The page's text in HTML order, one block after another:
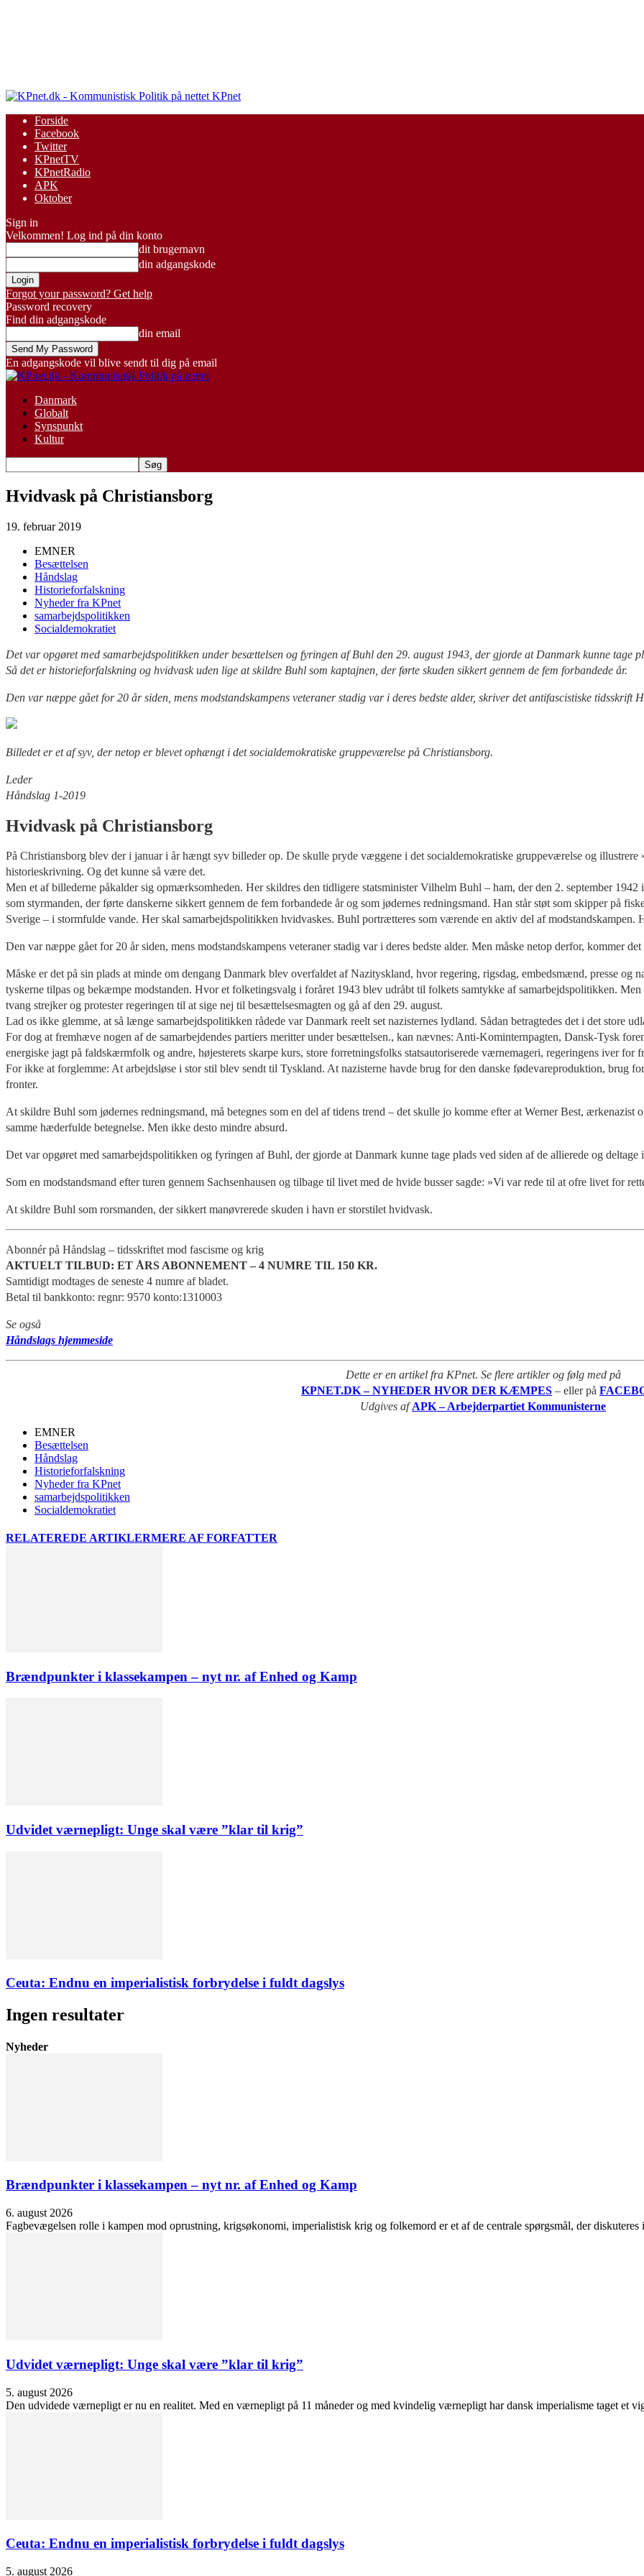
KPnet
Forside
Facebook
Twitter
KPnetTV
KPnetRadio
APK
Oktober
Sign in
Velkommen! Log ind på din konto
dit brugernavn
din adgangskode
Forgot your password? Get help
Password recovery
Find din adgangskode
din email
En adgangskode vil blive sendt til dig på email
Danmark
Globalt
Synspunkt
Kultur
Hvidvask på Christiansborg
19. februar 2019
EMNER
Besættelsen
Håndslag
Historieforfalskning
Nyheder fra KPnet
samarbejdspolitikken
Socialdemokratiet
Det var opgøret med samarbejdspolitikken under besættelsen og fyringen af Buhl den 29. august 1943, der gjorde at Danmark kunne tage
Så det er historieforfalskning og hvidvask uden lige at skildre Buhl som kaptajnen, der førte skuden sikkert gennem de fem forbandede år.
Den var næppe gået for 20 år siden, mens modstandskampens veteraner stadig var i deres bedste alder, skriver det antifascistiske tidsskrift
Billedet er et af syv, der netop er blevet ophængt i det socialdemokratiske gruppeværelse på Christiansborg.
Leder
Håndslag 1-2019
Hvidvask på Christiansborg
På Christiansborg blev der i januar i år hængt syv billeder op. De skulle pryde væggene i det socialdemokratiske gruppeværelse og illustrere
historieskrivning. Og det kunne så være det.
Men et af billederne påkalder sig opmærksomheden. Her skildres den tidligere statsminister Vilhelm Buhl – ham, der den 2. september
som styrmanden, der førte danskerne sikkert gennem de fem forbandede år og som jødernes redningsmand. Han står støt som skipper på
Sverige – i stormfulde vande. Her skal samarbejdspolitikken hvidvaskes. Buhl portrætteres som værende en aktiv del af
Den var næppe gået for 20 år siden, mens modstandskampens veteraner stadig var i deres bedste alder. Men måske netop derfor, kommer det
Måske er det på sin plads at minde om dengang Danmark blev overfaldet af Nazityskland, hvor regering, rigsdag, embedsmænd, presse og
tyskerne tilpas og bekæmpe modstanden. Hvor et folketingsvalg i foråret 1943 blev udråbt til folkets samtykke af samarbejdspolitikken.
tvang strejker og protester regeringen til at sige nej til besættelsesmagten og gå af den 29. august.
Lad os ikke glemme, at så længe samarbejdspolitikken rådede var Danmark reelt set nazisternes lydland. Sådan betragtedes det i det store
For dog at fremhæve nogen af de samarbejdendes partiers meritter under besættelsen., kan nævnes: Anti-Kominternpagten, Dansk-Tysk
energiske jagt på faldskærmfolk og andre, højesterets skarpe kurs, store forretningsfolks statsautoriserede værnemageri, regeringens iver
For ikke at forglemme: At arbejdsløse i stor stil blev sendt til Tyskland. At nazisterne havde brug for den danske fødevareproduktion, brug
fronter.
At skildre Buhl som jødernes redningsmand, må betegnes som en del af tidens trend – det skulle jo komme efter at Werner Best,
samme hæderfulde betegnelse. Men ikke desto mindre absurd.
Det var opgøret med samarbejdspolitikken og fyringen af Buhl, der gjorde at Danmark kunne tage plads ved siden af de allierede og deltage
Som en modstandsmand efter turen gennem Sachsenhausen og tilbage til livet med de hvide busser sagde: »Vi var re­de til at ofre livet for
At skildre Buhl som rorsmanden, der sikkert manøvrerede skuden i havn er storstilet hvidvask.
Abonnér på Håndslag – tidsskriftet mod fascisme og krig
AKTUELT TILBUD: ET ÅRS ABONNEMENT – 4 NUMRE TIL 150 KR.
Samtidigt modtages de seneste 4 numre af bladet.
Betal til bankkonto: regnr: 9570 konto:1310003
Se også
Håndslags hjemmeside
Dette er en artikel fra KPnet. Se flere artikler og følg med på
KPNET.DK – NYHEDER HVOR DER KÆMPES – eller på
Udgives afAPK – Arbejderpartiet Kommunisterne
EMNER
Besættelsen
Håndslag
Historieforfalskning
Nyheder fra KPnet
samarbejdspolitikken
Socialdemokratiet
RELATEREDE ARTIKLERMERE AF FORFATTER
Brændpunkter i klassekampen – nyt nr. af Enhed og Kamp
Udvidet værnepligt: Unge skal være ”klar til krig”
Ceuta: Endnu en imperialistisk forbrydelse i fuldt dagslys
Ingen resultater
Nyheder
Brændpunkter i klassekampen – nyt nr. af Enhed og Kamp
6. august 2026
Fagbevægelsen rolle i kampen mod oprustning, krigsøkonomi, imperialistisk krig og folkemord er et af de centrale spørgsmål, der
Udvidet værnepligt: Unge skal være ”klar til krig”
5. august 2026
Den udvidede værnepligt er nu en realitet. Med en værnepligt på 11 måneder og med kvindelig værnepligt har dansk imperialisme taget et
Ceuta: Endnu en imperialistisk forbrydelse i fuldt dagslys
5. august 2026